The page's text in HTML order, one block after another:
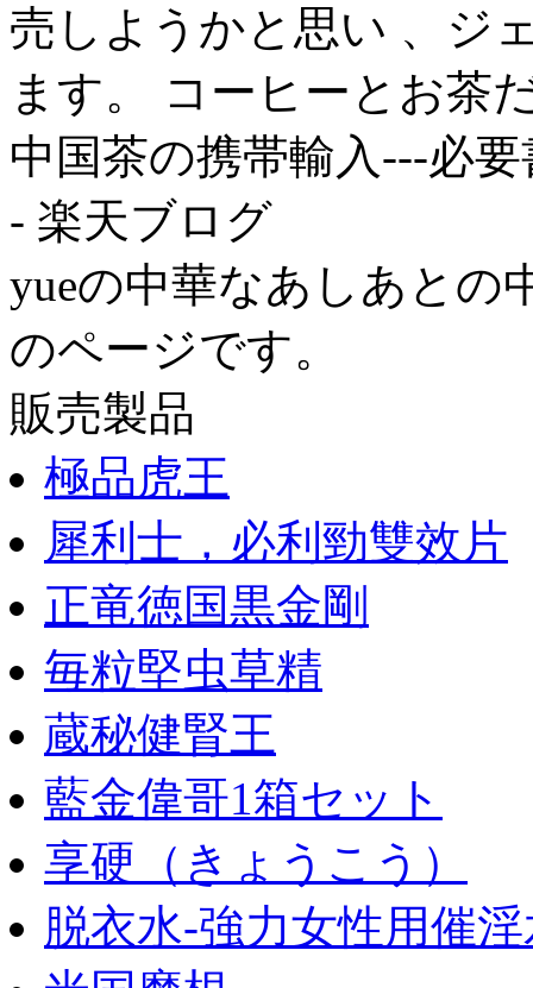
売しようかと思い 、ジ
ます。 コーヒーとお茶
中国茶の携帯輸入---必
- 楽天ブログ
yueの中華なあしあとの
のページです。
販売製品
極品虎王
犀利士，必利勁雙效片
正竜徳国黒金剛
毎粒堅虫草精
蔵秘健腎王
藍金偉哥1箱セット
享硬（きょうこう）
脱衣水-強力女性用催